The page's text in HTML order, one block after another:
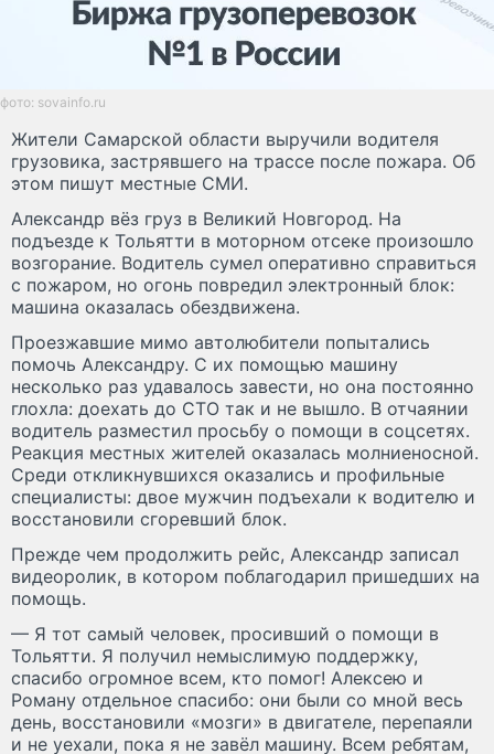
фото: sovainfo.ru
Жители Самарской области выручили водителя
грузовика, застрявшего на трассе после пожара. Об
этом пишут местные СМИ.
Александр вёз груз в Великий Новгород. На
подъезде к Тольятти в моторном отсеке произошло
возгорание. Водитель сумел оперативно справиться
с пожаром, но огонь повредил электронный блок:
машина оказалась обездвижена.
Проезжавшие мимо автолюбители попытались
помочь Александру. С их помощью машину
несколько раз удавалось завести, но она постоянно
глохла: доехать до СТО так и не вышло. В отчаянии
водитель разместил просьбу о помощи в соцсетях.
Реакция местных жителей оказалась молниеносной.
Среди откликнувшихся оказались и профильные
специалисты: двое мужчин подъехали к водителю и
восстановили сгоревший блок.
Прежде чем продолжить рейс, Александр записал
видеоролик, в котором поблагодарил пришедших на
помощь.
— Я тот самый человек, просивший о помощи в
Тольятти. Я получил немыслимую поддержку,
спасибо огромное всем, кто помог! Алексею и
Роману отдельное спасибо: они были со мной весь
день, восстановили «мозги» в двигателе, перепаяли
и не уехали, пока я не завёл машину. Всем ребятам,